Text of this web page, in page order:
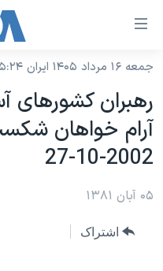
لینکهای
دسترسی
جهش
به
محتوای
اصلی
به
صفحه
نسخه سبک وب‌سایت
موضوع ها
آمریکا
جهان
برنامه های تلویزیونی
جدول برنامه ها
صفحه‌های ویژه
جمعه ۱۶ مرداد ۱۴۰۵ ایران ۱۵:۲۴
رهبران کشورهای
آرام خواهان
2002-10-27
۰۵ آبان ۱۳۸۱
اشتراک